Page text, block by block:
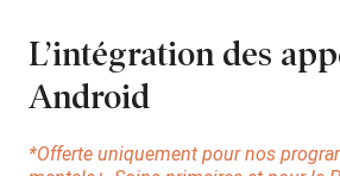
L’intégration des
Android
*Offerte uniquement pour nos